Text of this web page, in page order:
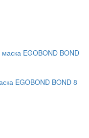
EGOBOND BOND 8